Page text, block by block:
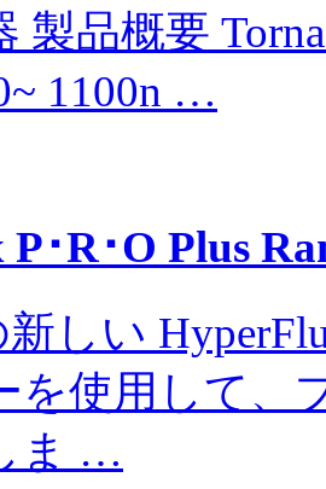
製品概要
1100n …
･R･O Plus
新しい
を使用して、
ま …